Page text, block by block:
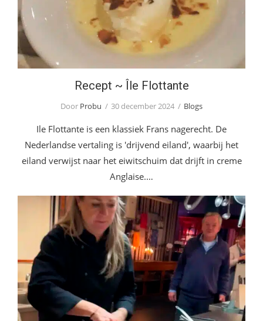
Recept ~ Île Flottante
Door Probu 30 december 2024 Blogs
Ile Flottante is een klassiek Frans nagerecht. De
Nederlandse vertaling is 'drijvend eiland', waarbij het
eiland verwijst naar het eiwitschuim dat drijft in creme
Anglaise.…
Nieuw bij Anton ~ Chef Nadja van Joolen